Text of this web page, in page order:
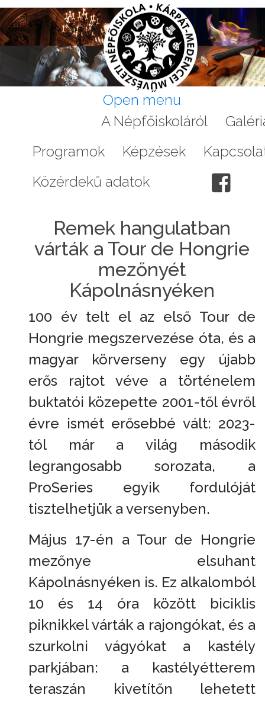
Open menu
A Népfőiskoláról
Programok
Képzések
Közérdekű adatok
Remek hangulatban
várták a Tour de Hongrie
mezőnyét
Kápolnásnyéken
100 év telt el az első Tour de
Hongrie megszervezése óta, és a
magyar körverseny egy újabb
erős rajtot véve a történelem
buktatói közepette 2001-től évről
évre ismét erősebbé vált: 2023-
tól már a világ második
legrangosabb sorozata, a
ProSeries egyik fordulóját
tisztelhetjük a versenyben.
Május 17-én a Tour de Hongrie
mezőnye elsuhant
Kápolnásnyéken is. Ez alkalomból
10 és 14 óra között biciklis
piknikkel várták a rajongókat, és a
szurkolni vágyókat a kastély
parkjában: a kastélyétterem
teraszán kivetítőn lehetett